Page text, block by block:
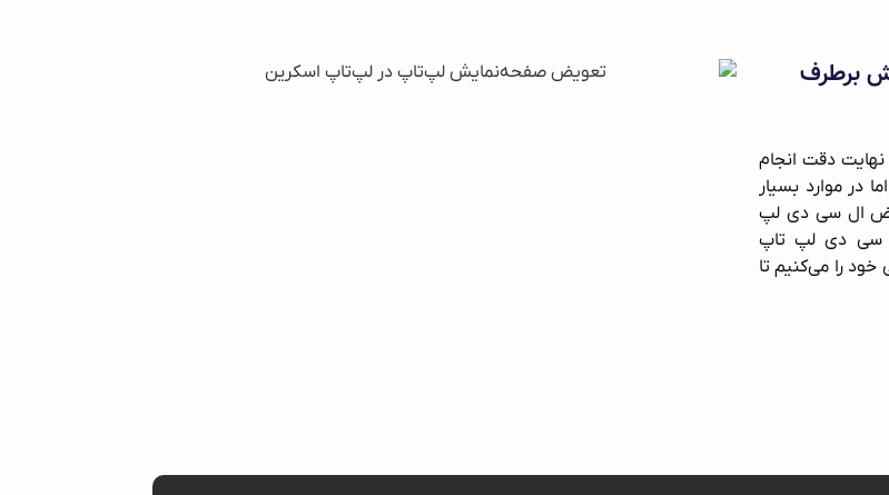
برطرف
دقت انجام
در موارد بسیار
ال سی دی لپ‌
سی دی لپ تاپ
را می‌کنیم تا